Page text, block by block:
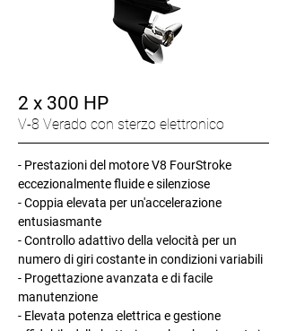
2 x 300 HP
V-8 Verado con sterzo elettronico
- Prestazioni del motore V8 FourStroke
eccezionalmente fluide e silenziose
- Coppia elevata per un'accelerazione
entusiasmante
- Controllo adattivo della velocità per un
numero di giri costante in condizioni variabili
- Progettazione avanzata e di facile
manutenzione
- Elevata potenza elettrica e gestione